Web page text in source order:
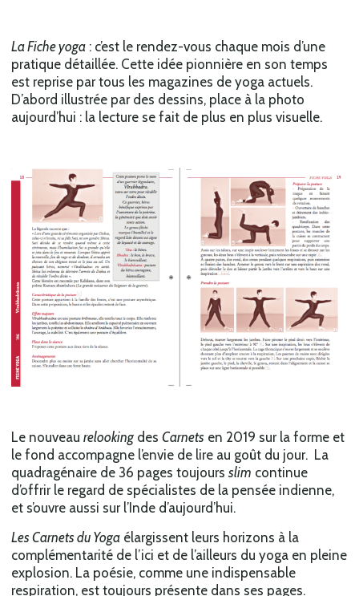
La Fiche yoga : c’est le rendez-vous chaque mois d’une
pratique détaillée. Cette idée pionnière en son temps
est reprise par tous les magazines de yoga actuels.
D’abord illustrée par des dessins, place à la photo
aujourd’hui : la lecture se fait de plus en plus visuelle.
Le nouveau relooking des Carnets en 2019 sur la forme et
le fond accompagne l’envie de lire au goût du jour. La
quadragénaire de 36 pages toujours slim continue
d’offrir le regard de spécialistes de la pensée indienne,
et s’ouvre aussi sur l’Inde d’aujourd’hui.
Les Carnets du Yoga élargissent leurs horizons à la
complémentarité de l’ici et de l’ailleurs du yoga en pleine
explosion. La poésie, comme une indispensable
respiration, est toujours présente dans ses pages.